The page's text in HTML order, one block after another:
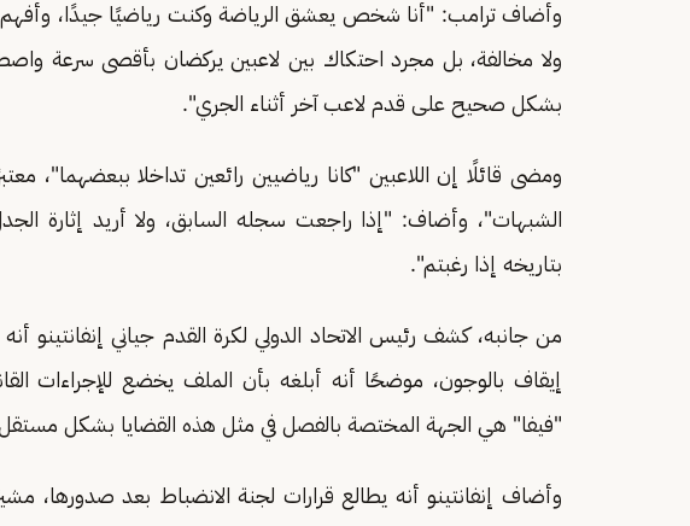
وأضاف ترامب: "أنا شخص يعشق الرياضة وكنت رياضيًا جيدًا،
ولا مخالفة، بل مجرد احتكاك بين لاعبين يركضان بأقصى سرعة
بشكل صحيح على قدم لاعب آخر أثناء الجري".
ومضى قائلًا إن اللاعبين "كانا رياضيين رائعين تداخلا ببعضهما"،
الشبهات"، وأضاف: "إذا راجعت سجله السابق، ولا أريد إثارة
بتاريخه إذا رغبتم".
من جانبه، كشف رئيس الاتحاد الدولي لكرة القدم جياني إنفانتينو
إيقاف بالوجون، موضحًا أنه أبلغه بأن الملف يخضع للإجراءات
"فيفا" هي الجهة المختصة بالفصل في مثل هذه القضايا بشكل
وأضاف إنفانتينو أنه يطالع قرارات لجنة الانضباط بعد صدورها،